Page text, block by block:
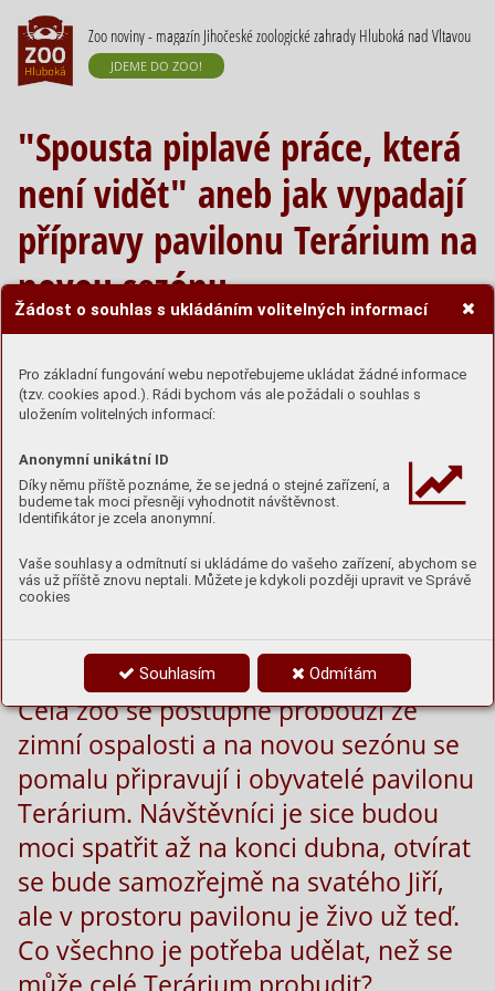
Žádost o souhlas s ukládáním volitelných informací
Pro základní fungování webu nepotřebujeme ukládat žádné informace
(tzv. cookies apod.). Rádi bychom vás ale požádali o souhlas s
uložením volitelných informací:
Anonymní unikátní ID
Díky němu příště poznáme, že se jedná o stejné zařízení, a
budeme tak moci přesněji vyhodnotit návštěvnost.
Identifikátor je zcela anonymní.
Vaše souhlasy a odmítnutí si ukládáme do vašeho zařízení, abychom se
vás už příště znovu neptali. Můžete je kdykoli později upravit ve Správě
cookies
Souhlasím Odmítám
Zoo noviny - magazín Jihočeské zoologické zahrady Hluboká nad Vltavou
JDEME DO ZOO!
"Spousta piplavé práce, která
není vidět" aneb jak vypadají
přípravy pavilonu Terárium na
novou sezónu
Celá zoo se postupně probouzí ze
zimní ospalosti a na novou sezónu se
pomalu připravují i obyvatelé pavilonu
Terárium. Návštěvníci je sice budou
moci spatřit až na konci dubna, otvírat
se bude samozřejmě na svatého Jiří,
ale v prostoru pavilonu je živo už teď.
Co všechno je potřeba udělat, než se